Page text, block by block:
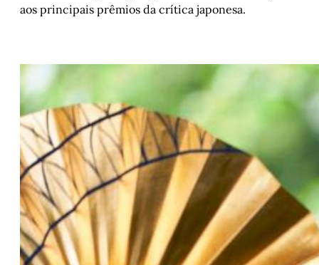
aos principais prêmios da crítica japonesa.